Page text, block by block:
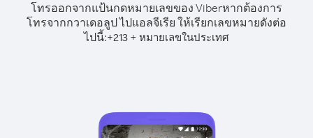
โทรออกจากแป้นกดหมายเลขของ Viberหากต้องการ
โทรจากกวาเดอลูป ไปแอลจีเรีย ให้เรียกเลขหมายดังต่อ
ไปนี้:+213 + หมายเลขในประเทศ